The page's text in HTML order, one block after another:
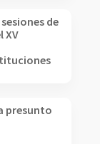
de
XV
presunto